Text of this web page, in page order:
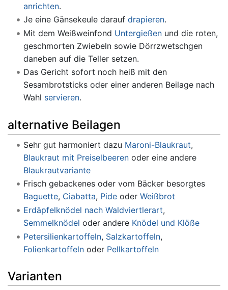
anrichten.
Je eine Gänsekeule darauf drapieren.
Mit dem Weißweinfond Untergießenund die roten,
geschmorten Zwiebeln sowie Dörrzwetschgen
daneben auf die Teller setzen.
Das Gericht sofort noch heiß mit den
Sesambrotsticks oder einer anderen Beilage nach
Wahl servieren.
alternative Beilagen
Sehr gut harmoniert dazu Maroni-Blaukraut,
Blaukraut mit Preiselbeerenoder eine andere
Blaukrautvariante
Frisch gebackenes oder vom Bäcker besorgtes
Baguette, Ciabatta, Pideoder Weißbrot
Erdäpfelknödel nach Waldviertlerart,
Semmelknödel oder andere Knödel und Klöße
Petersilienkartoffeln, Salzkartoffeln,
Folienkartoffelnoder Pellkartoffeln
Varianten